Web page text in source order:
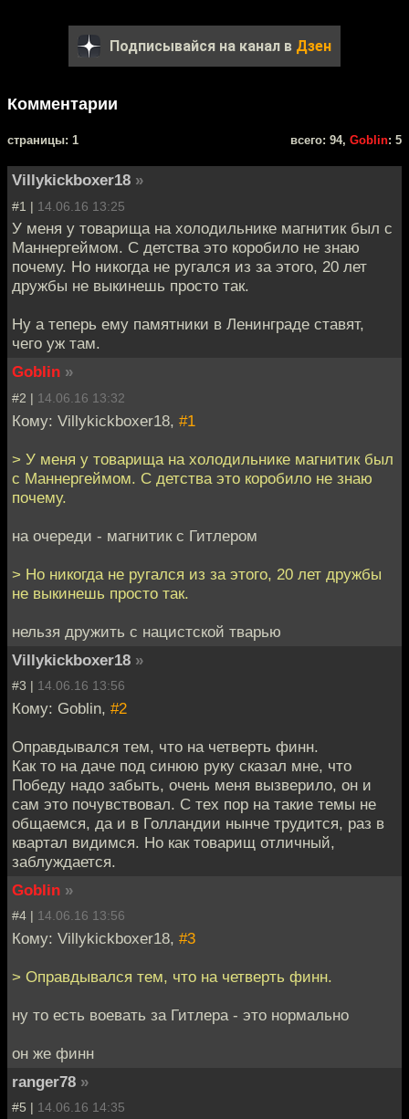
Подписывайся на канал в Дзен
Комментарии
cтраницы: 1 всего: 94, Goblin: 5
Villykickboxer18 »
#1 | 14.06.16 13:25
У меня у товарища на холодильнике магнитик был с
Маннергеймом. С детства это коробило не знаю
почему. Но никогда не ругался из за этого, 20 лет
дружбы не выкинешь просто так.
Ну а теперь ему памятники в Ленинграде ставят,
чего уж там.
Goblin »
#2 | 14.06.16 13:32
Кому: Villykickboxer18, #1
> У меня у товарища на холодильнике магнитик был
с Маннергеймом. С детства это коробило не знаю
почему.
на очереди - магнитик с Гитлером
> Но никогда не ругался из за этого, 20 лет дружбы
не выкинешь просто так.
нельзя дружить с нацистской тварью
Villykickboxer18 »
#3 | 14.06.16 13:56
Кому: Goblin, #2
Оправдывался тем, что на четверть финн.
Как то на даче под синюю руку сказал мне, что
Победу надо забыть, очень меня вызверило, он и
сам это почувствовал. С тех пор на такие темы не
общаемся, да и в Голландии нынче трудится, раз в
квартал видимся. Но как товарищ отличный,
заблуждается.
Goblin »
#4 | 14.06.16 13:56
Кому: Villykickboxer18, #3
> Оправдывался тем, что на четверть финн.
ну то есть воевать за Гитлера - это нормально
он же финн
ranger78 »
#5 | 14.06.16 14:35